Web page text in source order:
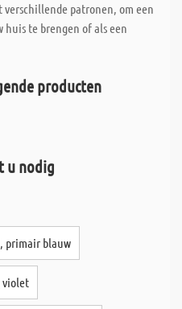
patronen, om een
te brengen of als een
producten
u nodig
primair blauw
violet